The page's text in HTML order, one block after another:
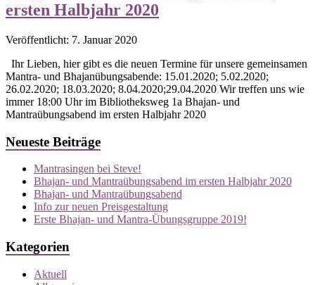
ersten Halbjahr 2020
Veröffentlicht: 7. Januar 2020
Ihr Lieben, hier gibt es die neuen Termine für unsere gemeinsamen
Mantra- und Bhajanübungsabende: 15.01.2020; 5.02.2020;
26.02.2020; 18.03.2020; 8.04.2020;29.04.2020 Wir treffen uns wie
immer 18:00 Uhr im Bibliotheksweg 1a Bhajan- und
Mantraübungsabend im ersten Halbjahr 2020
Neueste Beiträge
Mantrasingen bei Steve!
Bhajan- und Mantraübungsabend im ersten Halbjahr 2020
Bhajan- und Mantraübungsabend
Info zur neuen Preisgestaltung
Erste Bhajan- und Mantra-Übungsgruppe 2019!
Kategorien
Aktuell